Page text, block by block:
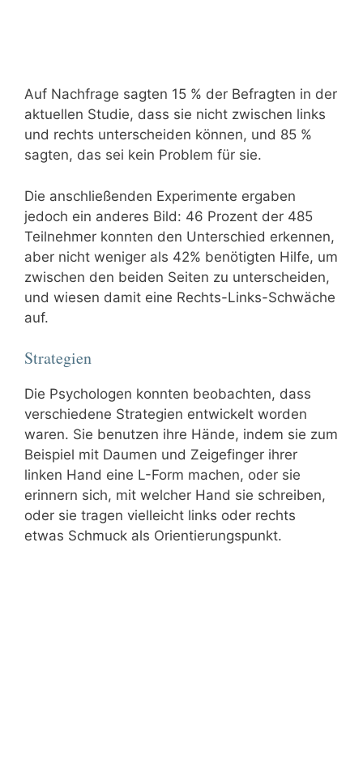
Auf Nachfrage sagten 15 % der Befragten in der
aktuellen Studie, dass sie nicht zwischen links
und rechts unterscheiden können, und 85 %
sagten, das sei kein Problem für sie.
Die anschließenden Experimente ergaben
jedoch ein anderes Bild: 46 Prozent der 485
Teilnehmer konnten den Unterschied erkennen,
aber nicht weniger als 42% benötigten Hilfe, um
zwischen den beiden Seiten zu unterscheiden,
und wiesen damit eine Rechts-Links-Schwäche
auf.
Strategien
Die Psychologen konnten beobachten, dass
verschiedene Strategien entwickelt worden
waren. Sie benutzen ihre Hände, indem sie zum
Beispiel mit Daumen und Zeigefinger ihrer
linken Hand eine L-Form machen, oder sie
erinnern sich, mit welcher Hand sie schreiben,
oder sie tragen vielleicht links oder rechts
etwas Schmuck als Orientierungspunkt.